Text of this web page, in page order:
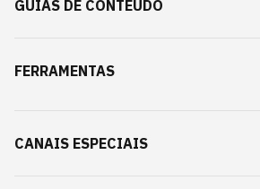
GUIAS DE CONTEÚDO
FERRAMENTAS
CANAIS ESPECIAIS